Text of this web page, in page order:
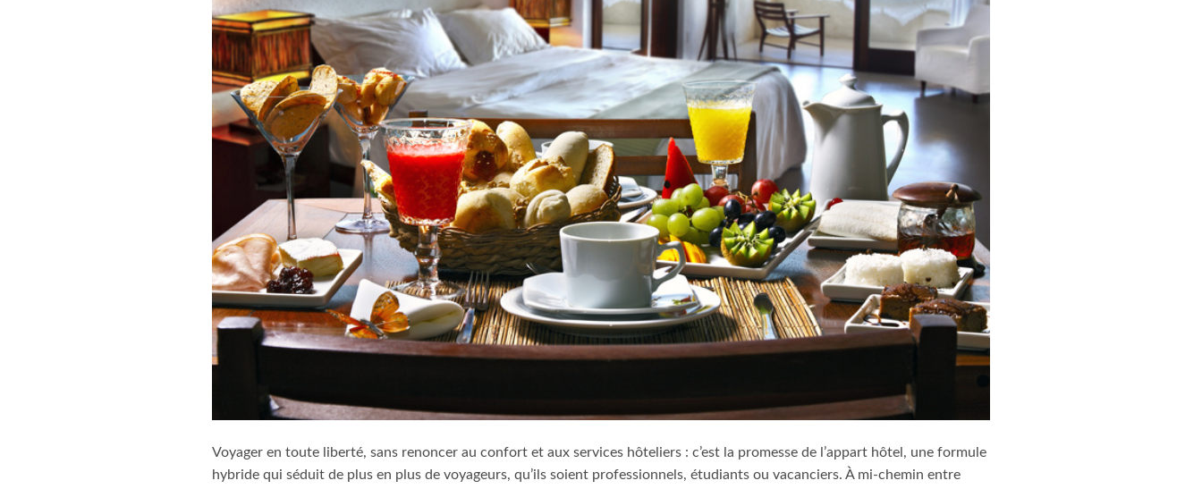
Voyager en toute liberté, sans renoncer au confort et aux services hôteliers : c’est la promesse de l’appart hôtel, une formule
hybride qui séduit de plus en plus de voyageurs, qu’ils soient professionnels, étudiants ou vacanciers. À mi-chemin entre